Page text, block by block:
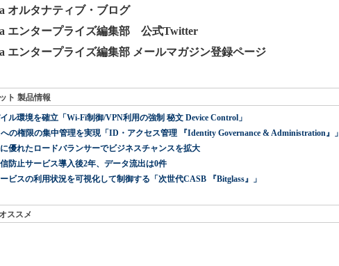
オルタナティブ・ブログ
エンタープライズ編集部 公式Twitter
エンタープライズ編集部 メールマガジン登録ページ
ト 製品情報
ル環境を確立「Wi-Fi制御/VPN利用の強制 秘文 Device Control」
の権限の集中管理を実現「ID・アクセス管理 『Identity Governance & Administration』」
優れたロードバランサーでビジネスチャンスを拡大
防止サービス導入後2年、データ流出は0件
ビスの利用状況を可視化して制御する「次世代CASB 『Bitglass』」
ススメ